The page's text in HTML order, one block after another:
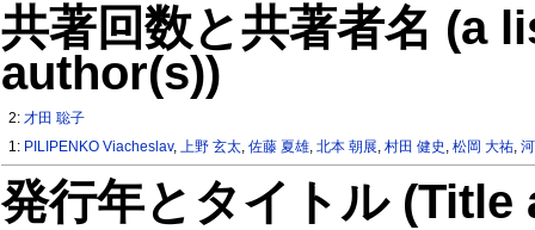
共著回数と共著者名 (a
author(s))
2:才田 聡子
1: PILIPENKO Viacheslav,上野 玄太,佐藤 夏雄,北本 朝展,村田 健史 ,松岡 大祐,
発行年とタイトル